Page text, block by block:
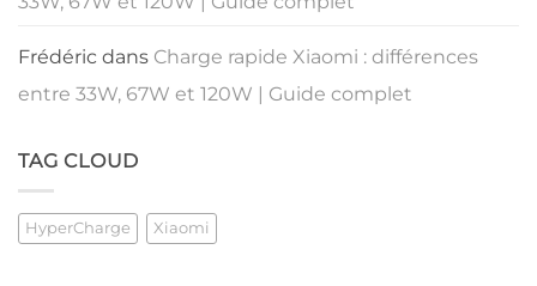
Frédéric dans Charge rapide Xiaomi : différences
entre 33W, 67W et 120W | Guide complet
TAG CLOUD
HyperCharge Xiaomi